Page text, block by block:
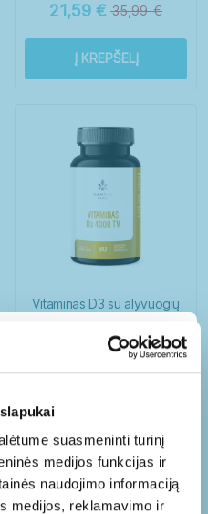
suasmeninti turinį
medijos funkcijas ir
naudojimo informaciją
medijos, reklamavimo ir
35,99€
21,59 €
Į KREPŠELĮ
Vitaminas D3 su alyvuogių
11,49€
nuolaida!
ir gaukite
užsakymui!